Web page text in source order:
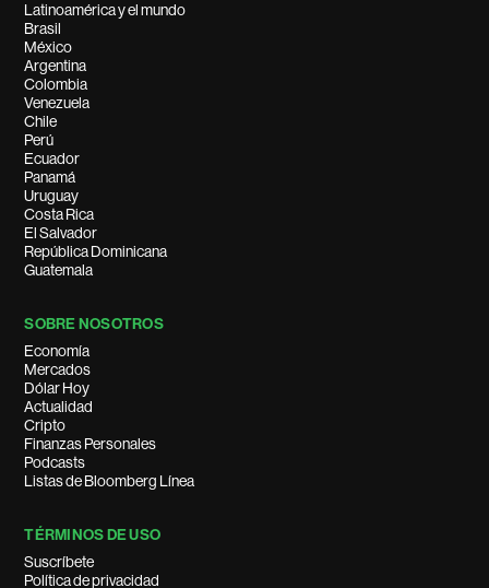
Latinoamérica y el mundo
Brasil
México
Argentina
Colombia
Venezuela
Chile
Perú
Ecuador
Panamá
Uruguay
Costa Rica
El Salvador
República Dominicana
Guatemala
SOBRE NOSOTROS
Economía
Mercados
Dólar Hoy
Actualidad
Cripto
Finanzas Personales
Podcasts
Listas de Bloomberg Línea
TÉRMINOS DE USO
Suscríbete
Política de privacidad